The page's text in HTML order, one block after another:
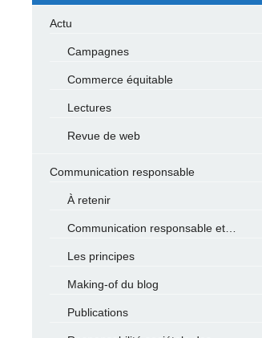
Actu
Campagnes
Commerce équitable
Lectures
Revue de web
Communication responsable
À retenir
Communication responsable et…
Les principes
Making-of du blog
Publications